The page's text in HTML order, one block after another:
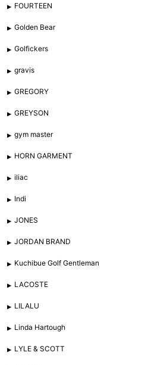
FOURTEEN
Golden Bear
Golfickers
gravis
GREGORY
GREYSON
gym master
HORN GARMENT
iliac
Indi
JONES
JORDAN BRAND
Kuchibue Golf Gentleman
LACOSTE
LILALU
Linda Hartough
LYLE & SCOTT